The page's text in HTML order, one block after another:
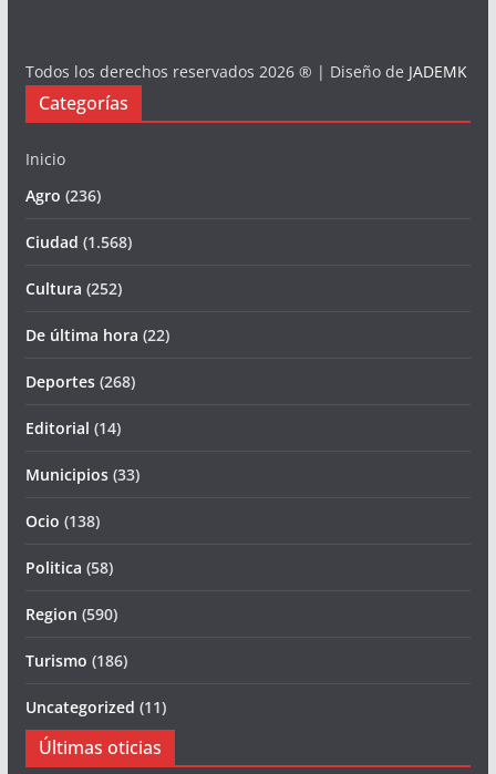
Todos los derechos reservados 2026 ® | Diseño de JADEMK
Categorías
Inicio
Agro (236)
Ciudad (1.568)
Cultura (252)
De última hora (22)
Deportes(268)
Editorial (14)
Municipios(33)
Ocio (138)
Politica (58)
Region (590)
Turismo (186)
Uncategorized (11)
Últimas oticias